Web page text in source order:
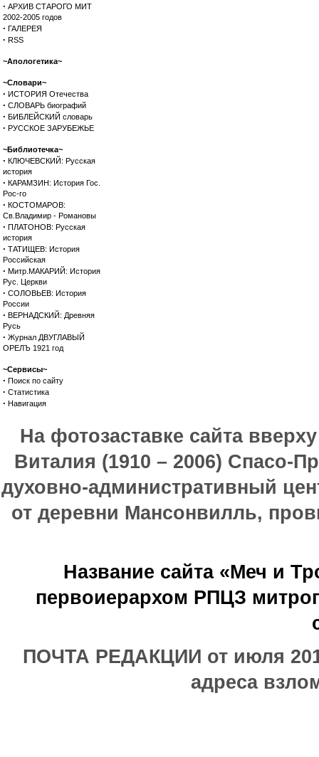
· АРХИВ СТАРОГО МИТ
2002-2005 годов
· ГАЛЕРЕЯ
· RSS
~Апологетика~
~Словари~
· ИСТОРИЯ Отечества
· СЛОВАРЬ биографий
· БИБЛЕЙСКИЙ словарь
· РУССКОЕ ЗАРУБЕЖЬЕ
~Библиотечка~
· КЛЮЧЕВСКИЙ: Русская
история
· КАРАМЗИН: История Гос.
Рос-го
· КОСТОМАРОВ:
Св.Владимир - Романовы
· ПЛАТОНОВ: Русская
история
· ТАТИЩЕВ: История
Российская
· Митр.МАКАРИЙ: История
Рус. Церкви
· СОЛОВЬЕВ: История
России
· ВЕРНАДСКИЙ: Древняя
Русь
· Журнал ДВУГЛАВЫЙ
ОРЕЛЪ 1921 год
~Сервисы~
· Поиск по сайту
· Статистика
· Навигация
На фотозаставке сайта
Виталия (1910 – 2006) Спасо-
духовно-административный
от деревни Мансонвилль,
Название сайта «Меч и
первоиерархом РПЦЗ
ПОЧТА РЕДАКЦИИ от июля
адреса